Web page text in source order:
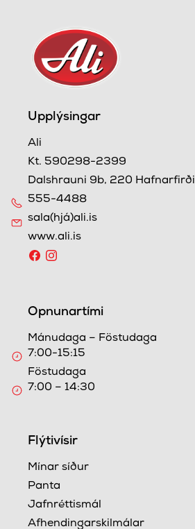
Upplýsingar
Ali
Kt. 590298-2399
Dalshrauni 9b, 220 Hafnarfirði
555-4488
sala(hjá)ali.is
www.ali.is
Opnunartími
Mánudaga – Föstudaga
7:00-15:15
Föstudaga
7:00 – 14:30
Flýtivísir
Mínar síður
Panta
Jafnréttismál
Afhendingarskilmálar